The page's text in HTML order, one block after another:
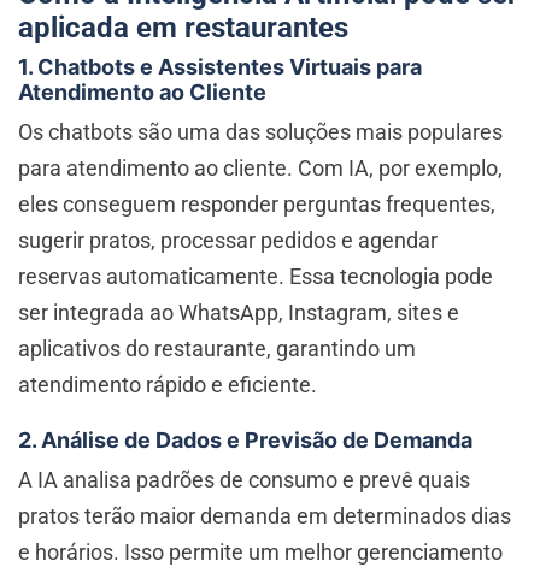
aplicada em restaurantes
1. Chatbots e Assistentes Virtuais para
Atendimento ao Cliente
Os chatbots são uma das soluções mais populares
para atendimento ao cliente. Com IA, por exemplo,
eles conseguem responder perguntas frequentes,
sugerir pratos, processar pedidos e agendar
reservas automaticamente. Essa tecnologia pode
ser integrada ao WhatsApp, Instagram, sites e
aplicativos do restaurante, garantindo um
atendimento rápido e eficiente.
2. Análise de Dados e Previsão de Demanda
A IA analisa padrões de consumo e prevê quais
pratos terão maior demanda em determinados dias
e horários. Isso permite um melhor gerenciamento